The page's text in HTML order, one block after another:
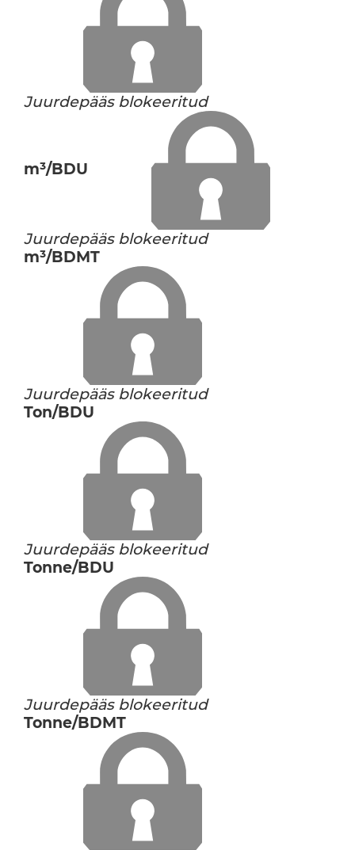
Juurdepääs blokeeritud
m³/BDU
Juurdepääs blokeeritud
m³/BDMT
Juurdepääs blokeeritud
Ton/BDU
Juurdepääs blokeeritud
Tonne/BDU
Juurdepääs blokeeritud
Tonne/BDMT